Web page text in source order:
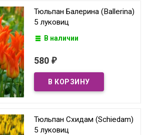
Тюльпан Балерина (Ballerina)
5 луковиц
В наличии
580 ₽
Тюльпан Схидам (Schiedam)
5 луковиц